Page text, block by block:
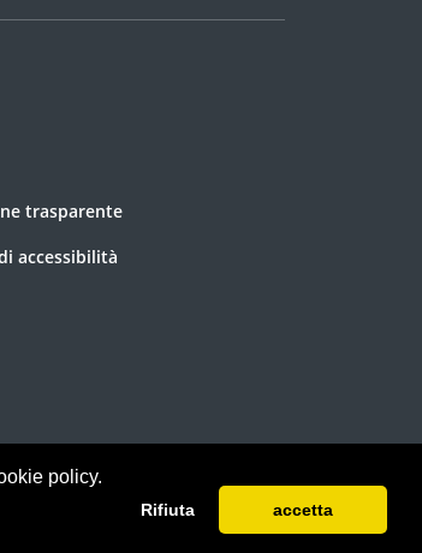
policy.
Rifiuta accetta
trasparente
accessibilità